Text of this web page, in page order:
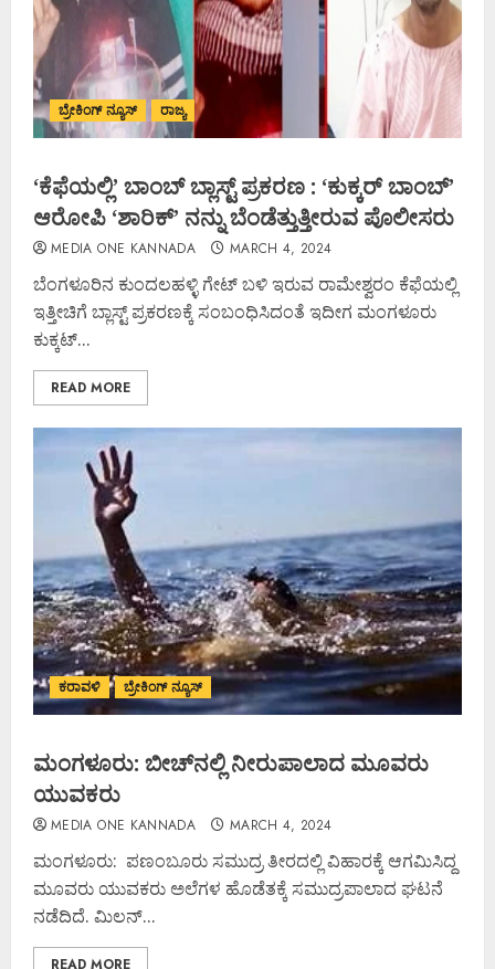
ಬ್ರೇಕಿಂಗ್ ನ್ಯೂಸ್ ರಾಜ್ಯ
‘ಕೆಫೆಯಲ್ಲಿ’ ಬಾಂಬ್ ಬ್ಲಾಸ್ಟ್ ಪ್ರಕರಣ : ‘ಕುಕ್ಕರ್ ಬಾಂಬ್’
ಆರೋಪಿ ‘ಶಾರಿಕ್’ ನನ್ನು ಬೆಂಡೆತ್ತುತ್ತೀರುವ ಪೊಲೀಸರು
MEDIA ONE KANNADA MARCH 4, 2024
ಬೆಂಗಳೂರಿನ ಕುಂದಲಹಳ್ಳಿ ಗೇಟ್ ಬಳಿ ಇರುವ ರಾಮೇಶ್ವರಂ ಕೆಫೆಯಲ್ಲಿ
ಇತ್ತೀಚಿಗೆ ಬ್ಲಾಸ್ಟ್ ಪ್ರಕರಣಕ್ಕೆ ಸಂಬಂಧಿಸಿದಂತೆ ಇದೀಗ ಮಂಗಳೂರು
ಕುಕ್ಕಟ್...
READ MORE
ಕರಾವಳಿ ಬ್ರೇಕಿಂಗ್ ನ್ಯೂಸ್
ಮಂಗಳೂರು: ಬೀಚ್‌ನಲ್ಲಿ ನೀರುಪಾಲಾದ ಮೂವರು
ಯುವಕರು
MEDIA ONE KANNADA MARCH 4, 2024
ಮಂಗಳೂರು: ಪಣಂಬೂರು ಸಮುದ್ರ ತೀರದಲ್ಲಿ ವಿಹಾರಕ್ಕೆ ಆಗಮಿಸಿದ್ದ
ಮೂವರು ಯುವಕರು ಅಲೆಗಳ ಹೊಡೆತಕ್ಕೆ ಸಮುದ್ರಪಾಲಾದ ಘಟನೆ
ನಡೆದಿದೆ. ಮಿಲನ್‌...
READ MORE